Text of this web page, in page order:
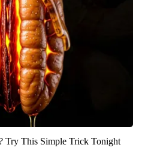
Try This Simple Trick Tonight